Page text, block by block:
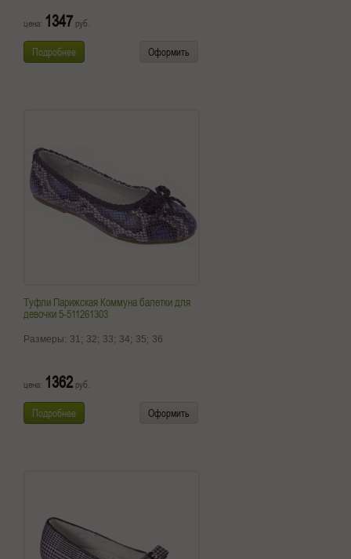
цена: 1347 руб.
Подробнее Оформить
Туфли Парижская Коммуна балетки для
девочки 5-511261303
Размеры: 31; 32; 33; 34; 35; 36
цена: 1362 руб.
Подробнее Оформить